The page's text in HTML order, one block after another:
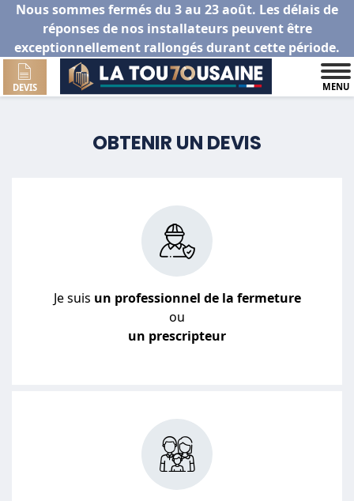
Nous sommes fermés du 3 au 23 août. Les délais de
réponses de nos installateurs peuvent être
exceptionnellement rallongés durant cette période.
DEVIS MENU
OBTENIR UN DEVIS
Je suis un professionnel de la fermeture
ou
un prescripteur